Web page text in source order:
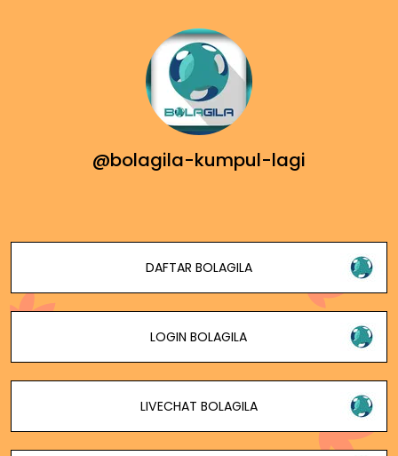
@bolagila-kumpul-lagi
DAFTAR BOLAGILA
LOGIN BOLAGILA
LIVECHAT BOLAGILA